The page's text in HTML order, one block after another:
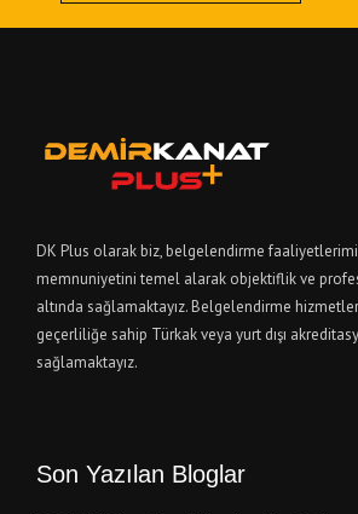
DK Plus olarak biz, belgelendirme
memnuniyetini temel alarak objektiflik ve
altında sağlamaktayız. Belgelendirme
geçerliliğe sahip Türkak veya yurt dışı
sağlamaktayız.
Son Yazılan Bloglar